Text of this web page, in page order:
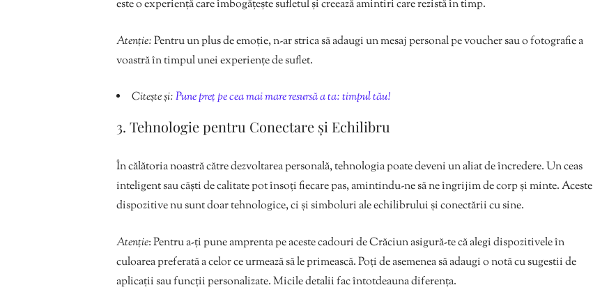
este o experiență care îmbogățește sufletul și creează amintiri care rezistă în timp.
Atenție:Pentru un plus de emoție, n-ar strica să adaugi un mesaj personal pe voucher sau o fotografie a
voastră în timpul unei experiențe de suflet.
Citește și:Pune preț pe cea mai mare resursă a ta: timpul tău!
3. Tehnologie pentru Conectare și Echilibru
În călătoria noastră către dezvoltarea personală, tehnologia poate deveni un aliat de încredere. Un ceas
inteligent sau căști de calitate pot însoți fiecare pas, amintindu-ne să ne îngrijim de corp și minte. Aceste
dispozitive nu sunt doar tehnologice, ci și simboluri ale echilibrului și conectării cu sine.
Atenție: Pentru a-ți pune amprenta pe aceste cadouri de Crăciun asigură-te că alegi dispozitivele în
culoarea preferată a celor ce urmează să le primească. Poți de asemenea să adaugi o notă cu sugestii de
aplicații sau funcții personalizate. Micile detalii fac întotdeauna diferența.